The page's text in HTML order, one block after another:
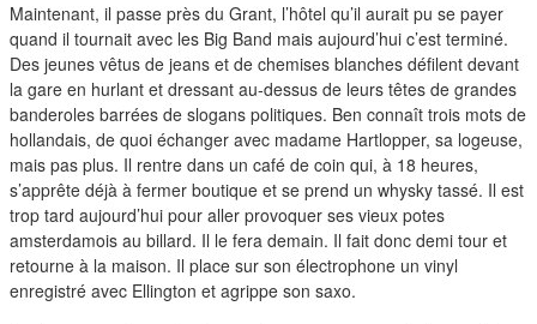
Maintenant, il passe près du Grant, l’hôtel qu’il aurait pu se payer
quand il tournait avec les Big Band mais aujourd’hui c’est terminé.
Des jeunes vêtus de jeans et de chemises blanches défilent devant
la gare en hurlant et dressant au-dessus de leurs têtes de grandes
banderoles barrées de slogans politiques. Ben connaît trois mots de
hollandais, de quoi échanger avec madame Hartlopper, sa logeuse,
mais pas plus. Il rentre dans un café de coin qui, à 18 heures,
s’apprête déjà à fermer boutique et se prend un whysky tassé. Il est
trop tard aujourd’hui pour aller provoquer ses vieux potes
amsterdamois au billard. Il le fera demain. Il fait donc demi tour et
retourne à la maison. Il place sur son électrophone un vinyl
enregistré avec Ellington et agrippe son saxo.